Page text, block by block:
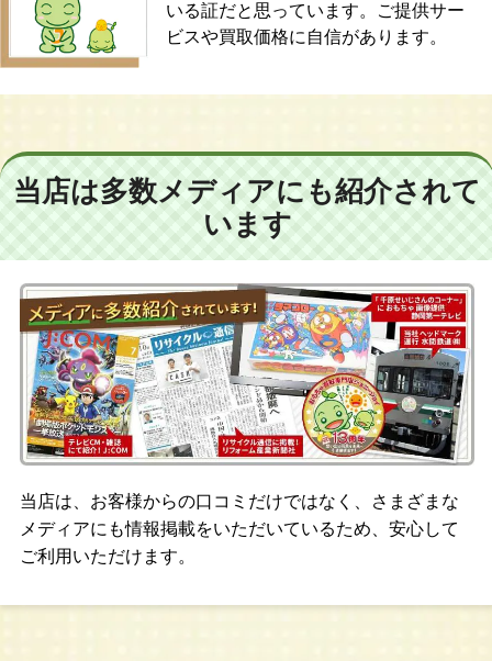
いる証だと思っています。ご提供サー
ビスや買取価格に自信があります。
当店は多数メディアにも紹介されて
います
当店は、お客様からの口コミだけではなく、さまざまな
メディアにも情報掲載をいただいているため、安心して
ご利用いただけます。